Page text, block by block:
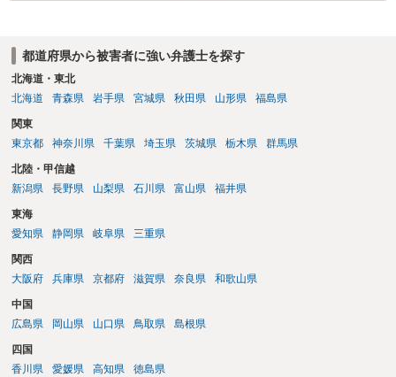
都道府県から被害者に強い弁護士を探す
北海道・東北
北海道
青森県 岩手県 宮城県 秋田県 山形県 福島県
関東
東京都
神奈川県 千葉県 埼玉県 茨城県 栃木県 群馬県
北陸・甲信越
新潟県
長野県 山梨県 石川県 富山県 福井県
東海
愛知県
静岡県 岐阜県 三重県
関西
大阪府
兵庫県 京都府 滋賀県 奈良県 和歌山県
中国
広島県
岡山県 山口県 鳥取県 島根県
四国
香川県
愛媛県 高知県 徳島県